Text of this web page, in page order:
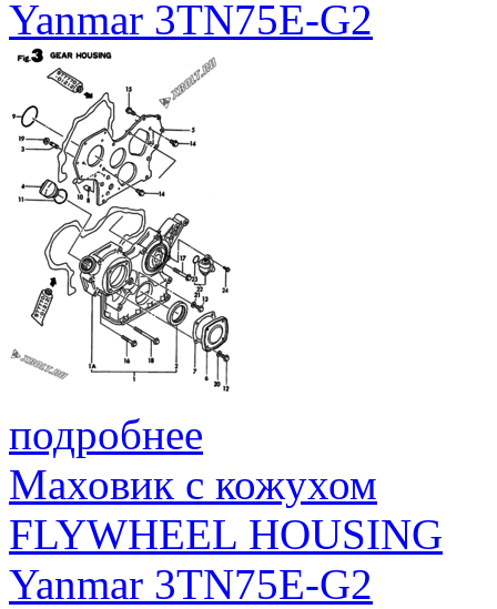
Yanmar 3TN75E-G2
подробнее
Маховик с кожухом
FLYWHEEL HOUSING
Yanmar 3TN75E-G2